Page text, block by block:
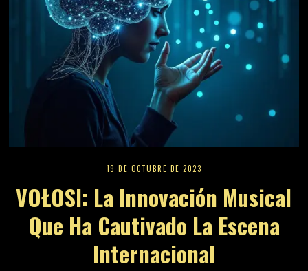
19 DE OCTUBRE DE 2023
VOŁOSI: La Innovación Musical
Que Ha Cautivado La Escena
Internacional